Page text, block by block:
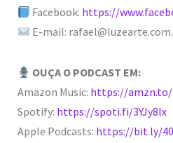
Facebook: https://
E-mail:
OUÇA O PODCAST EM:
Amazon Music: https://amzn.to/
Spotify: https://spoti.fi/3YJy8lx
Apple Podcasts: https://bit.ly/